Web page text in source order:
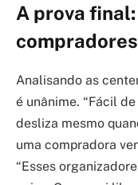
A prova
Analisando as
é unânime. “Fácil
desliza mesmo
uma compradora
“Esses